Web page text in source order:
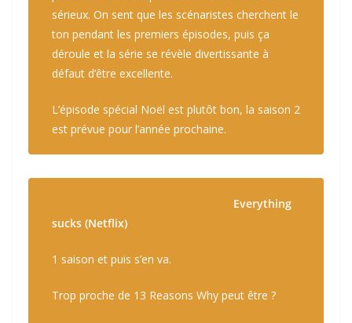
sérieux. On sent que les scénaristes cherchent le
ton pendant les premiers épisodes, puis ça
déroule et la série se révèle divertissante à
défaut d’être excellente.
L’épisode spécial Noël est plutôt bon, la saison 2
est prévue pour l’année prochaine.
Everything
sucks (Netflix)
1 saison et puis s’en va.
Trop proche de 13 Reasons Why peut être ?